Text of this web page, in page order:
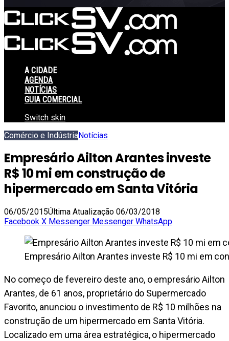
A CIDADE
AGENDA
NOTÍCIAS
GUIA COMERCIAL
Switch skin
Comércio e IndústriaNotícias
Empresário Ailton Arantes investe
R$ 10 mi em construção de
hipermercado em Santa Vitória
06/05/2015Última Atualização 06/03/2018
Facebook X Messenger Messenger WhatsApp
Empresário Ailton Arantes investe R$ 10 mi em
No começo de fevereiro deste ano, o empresário Ailton
Arantes, de 61 anos, proprietário do Supermercado
Favorito, anunciou o investimento de R$ 10 milhões na
construção de um hipermercado em Santa Vitória.
Localizado em uma área estratégica, o hipermercado